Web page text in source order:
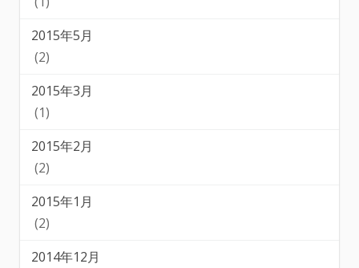
2015年5月
(2)
2015年3月
(1)
2015年2月
(2)
2015年1月
(2)
2014年12月